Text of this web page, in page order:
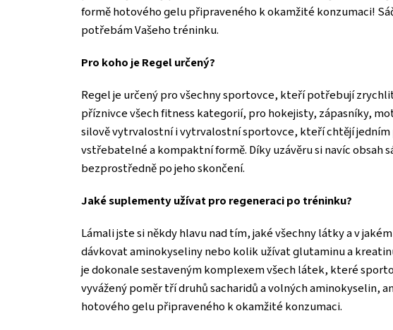
formě hotového gelu připraveného k okamžité konzumaci!
potřebám Vašeho tréninku.
Pro koho je Regel určený?
Regel je určený pro všechny sportovce, kteří potřebují
příznivce všech fitness kategorií, pro hokejisty, zápasníky,
silově vytrvalostní i vytrvalostní sportovce, kteří chtějí
vstřebatelné a kompaktní formě. Díky uzávěru si navíc obsah
bezprostředně po jeho skončení.
Jaké suplementy užívat pro regeneraci po tréninku?
Lámali jste si někdy hlavu nad tím, jaké všechny látky a v
dávkovat aminokyseliny nebo kolik užívat glutaminu a
je dokonale sestaveným komplexem všech látek, které
vyvážený poměr tří druhů sacharidů a volných aminokyselin,
hotového gelu připraveného k okamžité konzumaci.